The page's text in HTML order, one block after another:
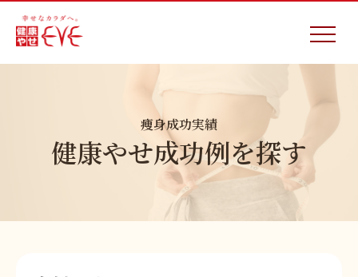
痩身成功実績
健康やせ成功例を探す